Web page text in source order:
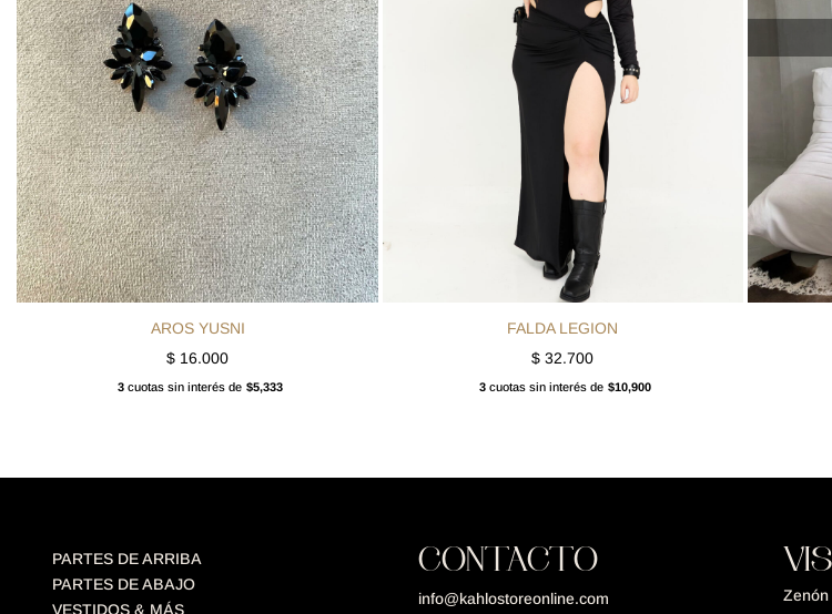
AROS YUSNI
$ 16.000
3cuotas sin interés de $5,333
FALDA LEGION
$ 32.700
3cuotas sin interés de $10,900
PARTES DE ARRIBA
PARTES DE ABAJO
VESTIDOS & MÁS
CONTACTO
info@kahlostoreonline.com
Zenón